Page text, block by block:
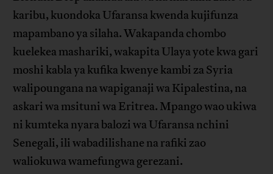
karibu, kuondoka Ufaransa kwenda kujifunza
mapambano ya silaha. Wakapanda chombo
kuelekea mashariki, wakapita Ulaya yote kwa gari
moshi kabla ya kufika kwenye kambi za Syria
walipoungana na wapiganaji wa Kipalestina, na
askari wa msituni wa Eritrea. Mpango wao ukiwa
ni kumteka nyara balozi wa Ufaransa nchini
Senegali, ili wabadilishane na rafiki zao
waliokuwa wamefungwa gerezani.